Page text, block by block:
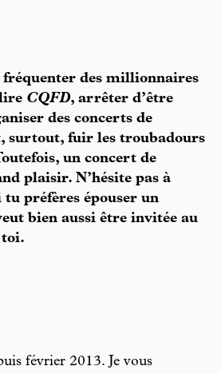
fréquenter des millionnaires
CQFD, arrêter d’être
des concerts de
surtout, fuir les troubadours
un concert de
plaisir. N’hésite pas à
tu préfères épouser un
bien aussi être invitée au
toi.
février 2013. Je vous